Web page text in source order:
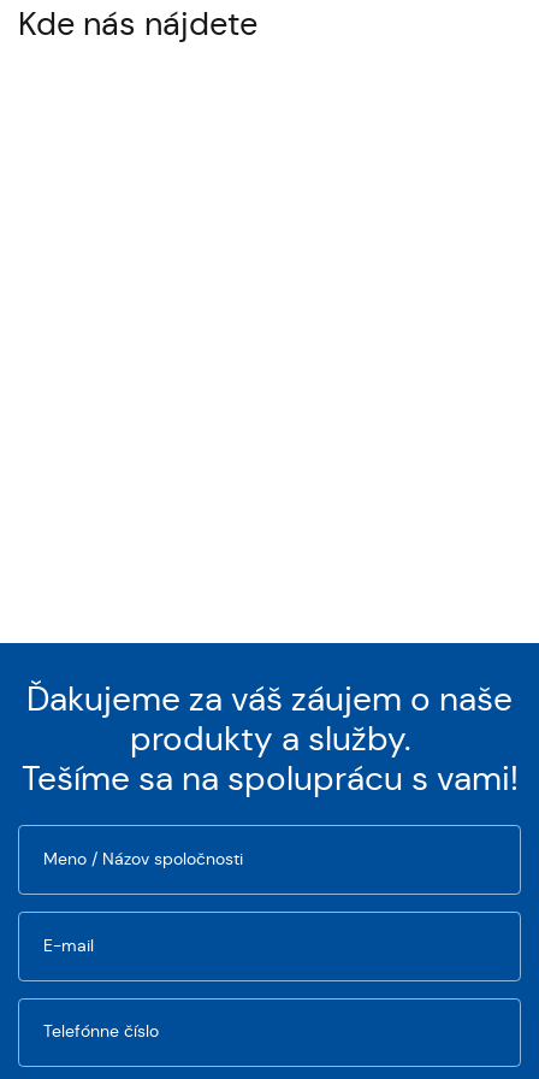
Kde nás nájdete
Ďakujeme za váš záujem o naše
produkty a služby.
Tešíme sa na spoluprácu s vami!
Meno / Názov spoločnosti
E-mail
Telefónne číslo